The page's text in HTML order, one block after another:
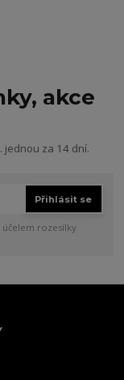
akce
jednou za 14 dní.
Přihlásit se
účelem rozesílky